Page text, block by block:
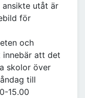
utåt är
för
och
innebär att det
skolor över
till
15.00